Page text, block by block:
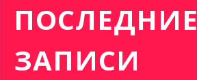
ПОСЛЕДНИЕ
ЗАПИСИ